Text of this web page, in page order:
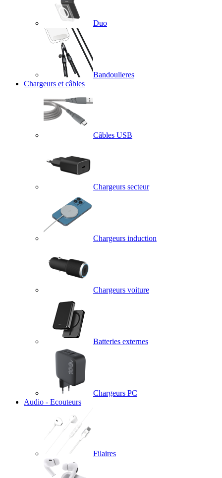
Duo
Bandoulieres
Chargeurs et câbles
Câbles USB
Chargeurs secteur
Chargeurs induction
Chargeurs voiture
Batteries externes
Chargeurs PC
Audio - Ecouteurs
Filaires